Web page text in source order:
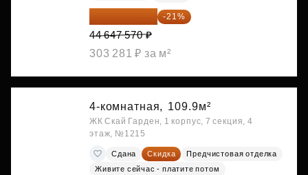
35 271 580 ₽ -21%
44 647 570 ₽
303 281 ₽ за м²
4-комнатная, 109.9м²
ЖК Скай Гарден, 1 корпус, 7 секция, 4
этаж, №1215
Сдана Скидка
Предчистовая отделка
Живите сейчас - платите потом